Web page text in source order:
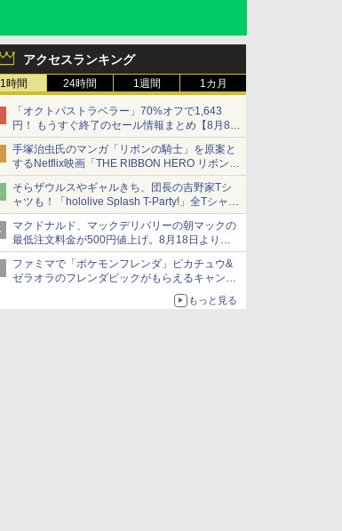
アクセスランキング
1時間 24時間 1週間 1カ月
「オクトパストラベラー」70%オフで1,643
円！ もうすぐ終了のセール情報まとめ【8月8日
更新】
ニンテンドーeショップでは「大神 絶景版」が
67%オフで990円
手塚治虫氏のマンガ「リボンの騎士」を原案と
するNetflix映画「THE RIBBON HERO リボンヒ
ーロー」本日配信開始
そらザウルスやギャルきち、団長の吉野家Tシ
ャツも！「hololive Splash T-Party!」全Tシャツ
ラインナップ公開＆オンライン販売開始
マクドナルド、マックデリバリーの朝マックの
最低注文料金が500円値上げ。8月18日より
1,500円から受付
ファミマで「ポケモンフレンダ」ピカチュウ&
ゼラオラのフレンダピックがもらえるキャンペ
もっと見る